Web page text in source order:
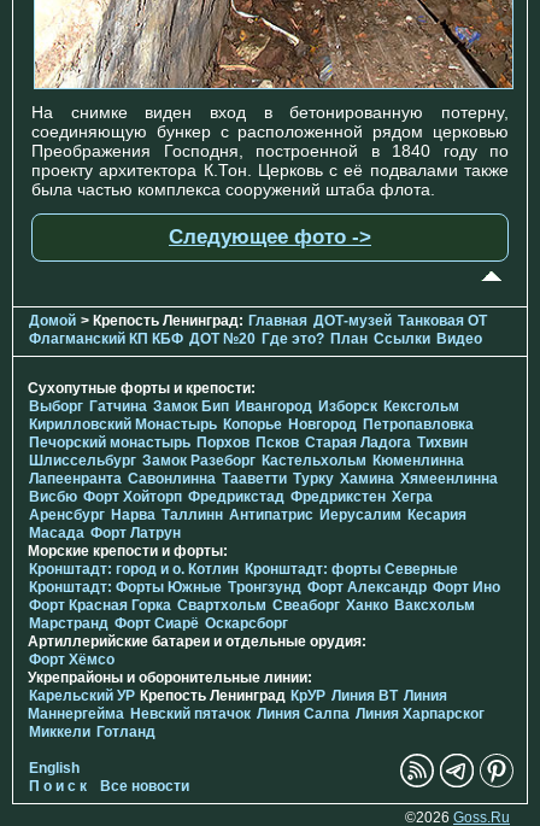
На снимке виден вход в бетонированную потерну,
соединяющую бункер с расположенной рядом церковью
Преображения Господня, построенной в 1840 году по
проекту архитектора К.Тон. Церковь с её подвалами также
была частью комплекса сооружений штаба флота.
Следующее фото ->
Домой > Крепость Ленинград: Главная ДОТ-музей Танковая ОТ
Флагманский КП КБФ ДОТ №20 Где это? План Ссылки Видео
Сухопутные форты и крепости:
Выборг Гатчина Замок Бип Ивангород Изборск Кексгольм
Кирилловский Монастырь Копорье Новгород Петропавловка
Печорcкий монастырь Порхов Псков Старая Ладога Тихвин
Шлиссельбург Замок Разеборг Кастельхольм Кюменлинна
Лапеенранта Савонлинна Тааветти Турку Хамина Хямеенлинна
Висбю Форт Хойторп Фредрикстад Фредрикстен Хегра
Аренсбург Нарва Таллинн Антипатрис Иерусалим Кесария
Масада Форт Латрун
Морские крепости и форты:
Кронштадт: город и о. Котлин Кронштадт: форты Северные
Кронштадт: Форты Южные Тронгзунд Форт Александр Форт Ино
Форт Красная Горка Свартхольм Свеаборг Ханко Ваксхольм
Марстранд Форт Сиарё Оскарсборг
Артиллерийские батареи и отдельные орудия:
Форт Хёмсо
Укрепрайоны и оборонительные линии:
Карельский УР Крепость Ленинград КрУР Линия ВТ Линия
Маннергейма Невский пятачок Линия Салпа Линия Харпарског
Миккели Готланд
English
П о и с к
Все новости
©2026 Goss.Ru